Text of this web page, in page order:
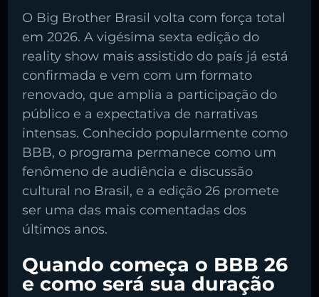
O Big Brother Brasil volta com força total
em 2026. A vigésima sexta edição do
reality show mais assistido do país já está
confirmada e vem com um formato
renovado, que amplia a participação do
público e a expectativa de narrativas
intensas. Conhecido popularmente como
BBB, o programa permanece como um
fenômeno de audiência e discussão
cultural no Brasil, e a edição 26 promete
ser uma das mais comentadas dos
últimos anos.
Quando começa o BBB 26
e como será sua duração